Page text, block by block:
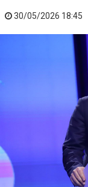
30/05/2026 18:45